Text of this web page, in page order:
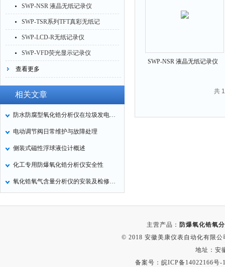
纸记录仪
SWP-NSR 液晶无纸记录仪
SWP-TSR系列TFT真彩无纸记
录仪
SWP-LCD-R无纸记录仪
SWP-VFD荧光显示记录仪
查看更多
相关文章
防水防腐型氧化锆分析仪在垃圾发电厂中的应用
电动调节阀日常维护与故障处理
侧装式磁性浮球液位计概述
化工专用防爆氧化锆分析仪安全性
氧化锆氧气含量分析仪的安装及检修项目
SWP-NSR 液晶无纸记录仪
共
主营产品： 防爆氧化锆氧
© 2018 安徽美康仪表自动化有限
地址：安
备案号：皖ICP备14022166号-